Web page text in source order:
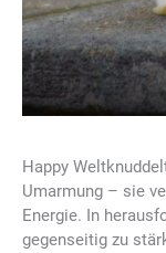
Happy
Umarmung – sie
Energie. In
gegenseitig zu